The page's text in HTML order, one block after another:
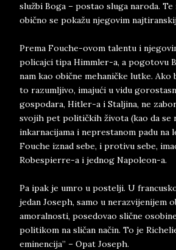
službi Boga – postao sluga naroda.
obično se pokažu njegovim
Prema Fouche-ovom talentu i
policajci tipa Himmler-a, a pogotovu
nam kao obične mehaničke lutke. Ako
to razumljivo, imajući u vidu
gospodara, Hitler-a i Staljina, ne
svojih pet političkih života (kao da se
inkarnacijama i neprestanom padu na
Fouche iznad sebe, i protivu sebe,
Robespierre-a i jednog Napoleon-a.
Pa ipak je umro u postelji. U
jedan Joseph, samo u nerazvijenijem
amoralnosti, posedovao slične
politikom na sličan način. To je
eminencija” – Opat Joseph.